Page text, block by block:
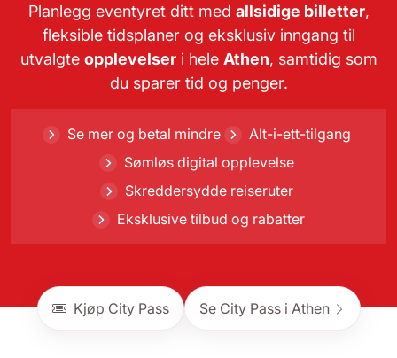
Planlegg eventyret ditt med allsidige billetter,
fleksible tidsplaner og eksklusiv inngang til
utvalgte opplevelseri hele Athen, samtidig som
du sparer tid og penger.
Se mer og betal mindre
Alt-i-ett-tilgang
Sømløs digital opplevelse
Skreddersydde reiseruter
Eksklusive tilbud og rabatter
Kjøp City Pass Se City Pass i Athen